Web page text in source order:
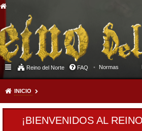
Reino del Norte FAQ Normas
INICIO
¡BIENVENIDOS AL